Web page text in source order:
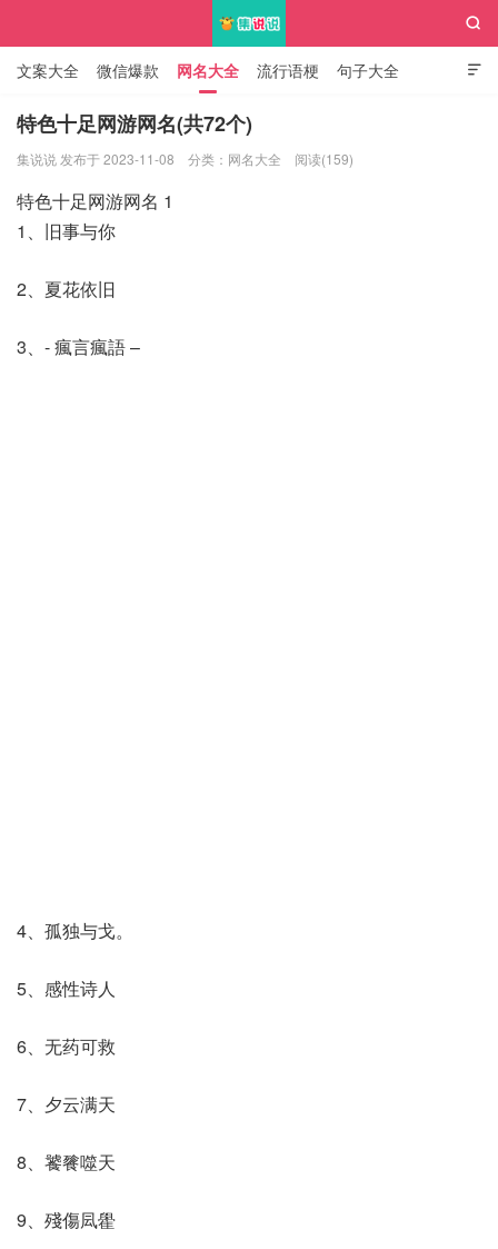

文案大全 微信爆款 网名大全 流行语梗 句子大全
知识大全

特色十足网游网名(共72个)
集说说 发布于 2023-11-08 分类： 网名大全 阅读(159)
特色十足网游网名 1
1、旧事与你
2、夏花依旧
3、- 瘋言瘋語 –
4、孤独与戈。
5、感性诗人
6、无药可救
7、夕云满天
8、饕餮噬天
9、殘傷凨雤